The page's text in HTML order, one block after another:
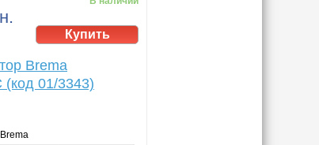
Brema
(код 01/3343)
Brema